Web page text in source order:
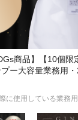
商品】【10個限
ー大容量業務用
に使用している業務用